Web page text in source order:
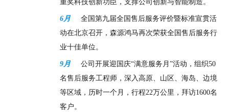
重奖科技创新功臣，支撑公司创新与智能制造。
6月
全国第九届全国售后服务评价暨标准宣贯活
动在北京召开，森源鸿马再次荣获全国售后服务行
业十佳单位。
9月
公司开展迎国庆“满意服务月”活动，组织50
名售后服务工程师，深入高原、山区、海岛、边境
等区域，历时一个月，行程22万公里，拜访1600名
客户。